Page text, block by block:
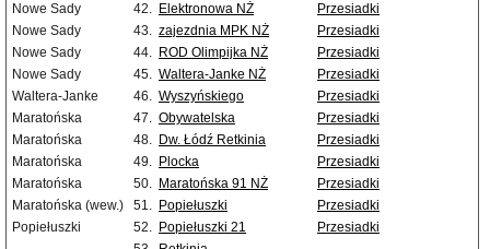
Nowe Sady
42. Elektronowa NŻ
Przesiadki
Nowe Sady
43. zajezdnia MPK NŻ
Przesiadki
Nowe Sady
44. ROD Olimpijka NŻ
Przesiadki
Nowe Sady
45. Waltera-Janke NŻ
Przesiadki
Waltera-Janke
46. Wyszyńskiego
Przesiadki
Maratońska
47. Obywatelska
Przesiadki
Maratońska
48. Dw. Łódź Retkinia
Przesiadki
Maratońska
49. Plocka
Przesiadki
Maratońska
50. Maratońska 91 NŻ
Przesiadki
Maratońska (wew.)
51. Popiełuszki
Przesiadki
Popiełuszki
52. Popiełuszki 21
Przesiadki